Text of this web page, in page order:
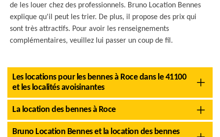
de les louer chez des professionnels. Bruno Location Bennes
explique qu'il peut les trier. De plus, il propose des prix qui
sont très attractifs. Pour avoir les renseignements
complémentaires, veuillez lui passer un coup de fil.
Les locations pour les bennes à Roce dans le 41100
et les localités avoisinantes
La location des bennes à Roce
Bruno Location Bennes et la location des bennes